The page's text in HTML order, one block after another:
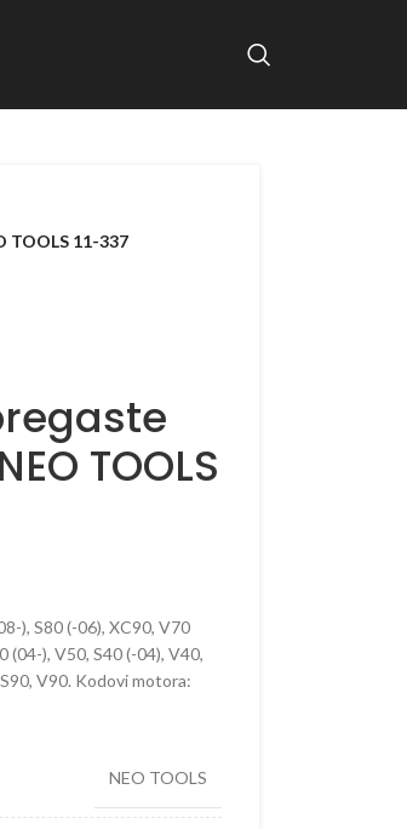
TOOLS 11-337
TOOLS
), S80 (-06), XC90, V70
(04-), V50, S40 (-04), V40,
V90. Kodovi motora:
NEO TOOLS